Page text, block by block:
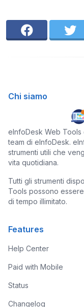
Chi siamo
eInfoDesk Web
team di eInfoDesk.
strumenti utili che
vita quotidiana.
Tutti gli strumenti
Tools possono
di tempo illimitato.
Features
Help Center
Paid with Mobile
Status
Changelog